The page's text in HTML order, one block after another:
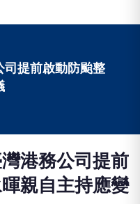
司提前啟動防颱整
港務公司提前
親自主持應變